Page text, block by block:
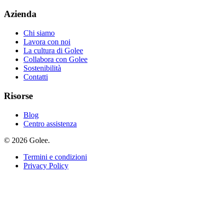
Azienda
Chi siamo
Lavora con noi
La cultura di Golee
Collabora con Golee
Sostenibilità
Contatti
Risorse
Blog
Centro assistenza
© 2026 Golee.
Termini e condizioni
Privacy Policy